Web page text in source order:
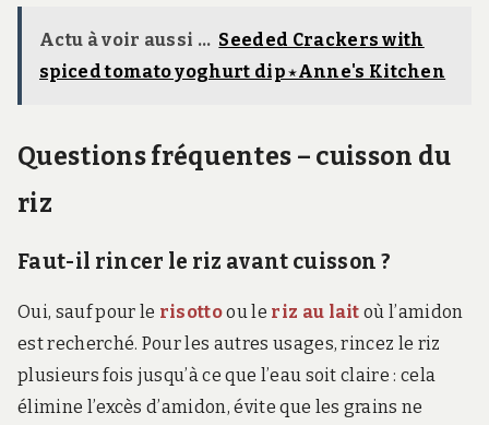
Actu à voir aussi ... Seeded Crackers with
spiced tomato yoghurt dip ⋆Anne's Kitchen
Questions fréquentes – cuisson du
riz
Faut-il rincer le riz avant cuisson ?
Oui, sauf pour le risottoou le riz au lait où l’amidon
est recherché. Pour les autres usages, rincez le riz
plusieurs fois jusqu’à ce que l’eau soit claire : cela
élimine l’excès d’amidon, évite que les grains ne